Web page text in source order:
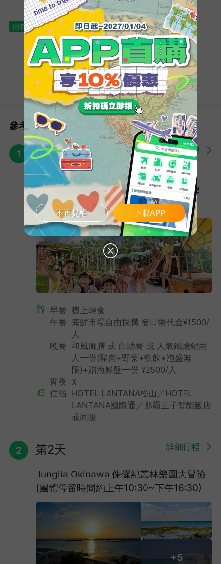
美國村
每年都有許多來自日本國內外的遊客造訪沖繩的美國村，其街區宛
如主題樂園般，無論任何季節都是一片絢爛華麗的景象。美國村不
僅能夠購物用餐，還能順道去海灘玩一玩，可說是匯集所有沖繩魅
力於一處的觀光景點！
系滿漁市場
採購美味平價的海鮮生魚美食，這裡有新鮮的海鮮、生魚片料理、
超大的甜蝦、牡蠣、鮭魚卵，是個乾淨又悠閒的地方。作為順道而
來的第一餐來說，是個不錯的地方！
回程
2026/03/11 (三)
10:15
沖繩那霸機場
長榮航空 BR113
10:55 台灣桃園國際機場
抵台日期2026/03/11 (三)
參考行程
1 第1天 詳細行程
台北／沖繩→小希臘瀨長島Umikaji
Terrace→系滿海鮮漁市場→浦添西海岸
PARCO CITY（沖繩最大百貨公司）
早餐 機上輕食
午餐 海鮮市場自由採購 發日幣代金¥1500/
人
晚餐 和風御膳 或 自助餐 或 人氣鐵燒鍋兩
人一份(豬肉+野菜+軟飲+泡盛無
限)+贈海鮮盤一份 ¥2500/人
宵夜 X
住宿 HOTEL LANTANA松山／HOTEL
LANTANA國際通／那霸王子智能飯店
或同級
2 第2天 詳細行程
Junglia Okinawa 侏儸紀叢林樂園大冒險
(團體停留時間約上午10:30~下午16:30)
+5
不再提醒 下載APP